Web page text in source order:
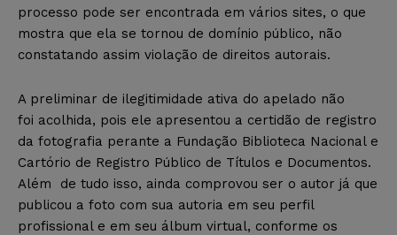
processo pode ser encontrada em vários sites, o que
mostra que ela se tornou de domínio público, não
constatando assim violação de direitos autorais.
A preliminar de ilegitimidade ativa do apelado não
foi acolhida, pois ele apresentou a certidão de registro
da fotografia perante a Fundação Biblioteca Nacional e
Cartório de Registro Público de Títulos e Documentos.
Além de tudo isso, ainda comprovou ser o autor já que
publicou a foto com sua autoria em seu perfil
profissional e em seu álbum virtual, conforme os